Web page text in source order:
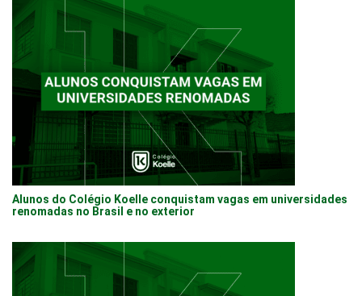
Alunos do Colégio Koelle conquistam vagas em universidades
renomadas no Brasil e no exterior